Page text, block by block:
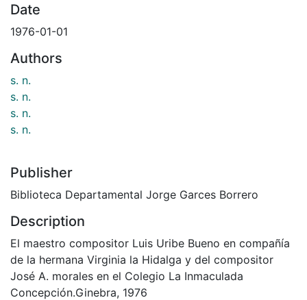
Date
1976-01-01
Authors
s. n.
s. n.
s. n.
s. n.
Publisher
Biblioteca Departamental Jorge Garces Borrero
Description
El maestro compositor Luis Uribe Bueno en compañía
de la hermana Virginia la Hidalga y del compositor
José A. morales en el Colegio La Inmaculada
Concepción.Ginebra, 1976